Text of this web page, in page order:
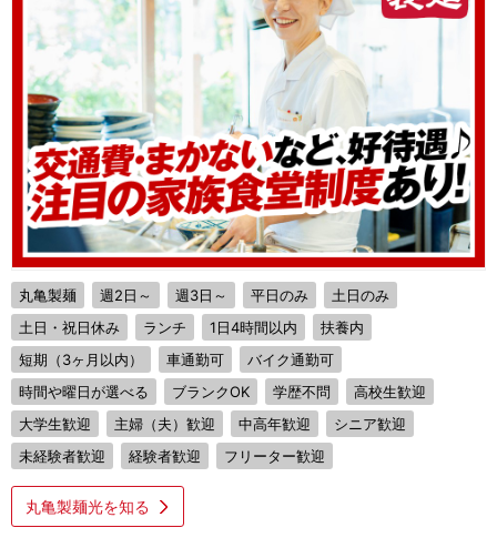
丸亀製麺 週2日～ 週3日～ 平日のみ
土日のみ
土日・祝日休み
ランチ 1日4時間以内
扶養内
短期（3ヶ月以内）
車通勤可
バイク通勤可
時間や曜日が選べる
ブランクOK 学歴不問
高校生歓迎
大学生歓迎
主婦（夫）歓迎 中高年歓迎
シニア歓迎
未経験者歓迎
経験者歓迎 フリーター歓迎
丸亀製麺光を知る